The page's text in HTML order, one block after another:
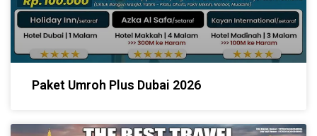
Paket Umroh Plus Dubai 2026